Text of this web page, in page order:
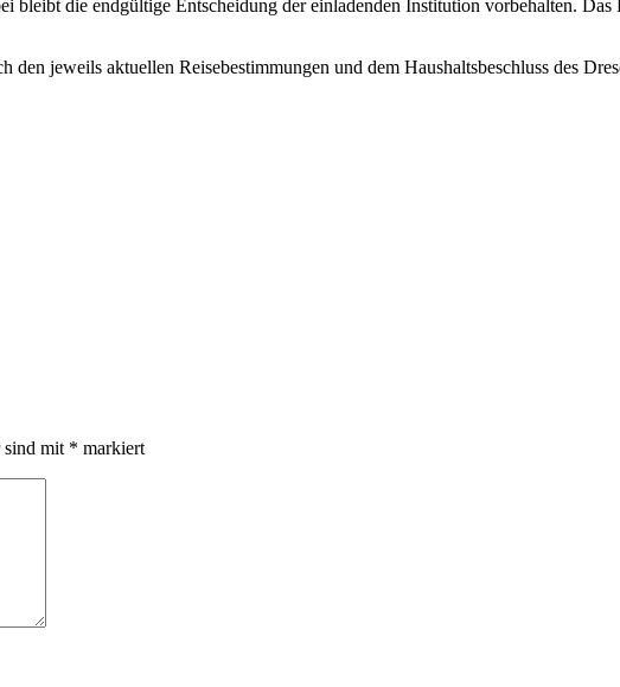
bleibt die endgültige Entscheidung der einladenden Institution vorbehalten.
jeweils aktuellen Reisebestimmungen und dem Haushaltsbeschluss des
sind mit * markiert